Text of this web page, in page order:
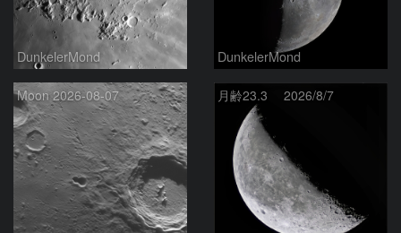
DunkelerMond DunkelerMond
Moon 2026-08-07 月齢23.3 2026/8/7